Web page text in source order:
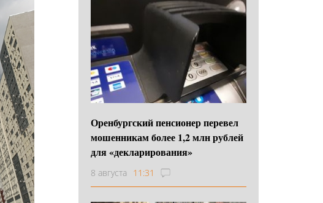
Оренбургский пенсионер перевел
мошенникам более 1,2 млн рублей
для «декларирования»
8 августа 11:31